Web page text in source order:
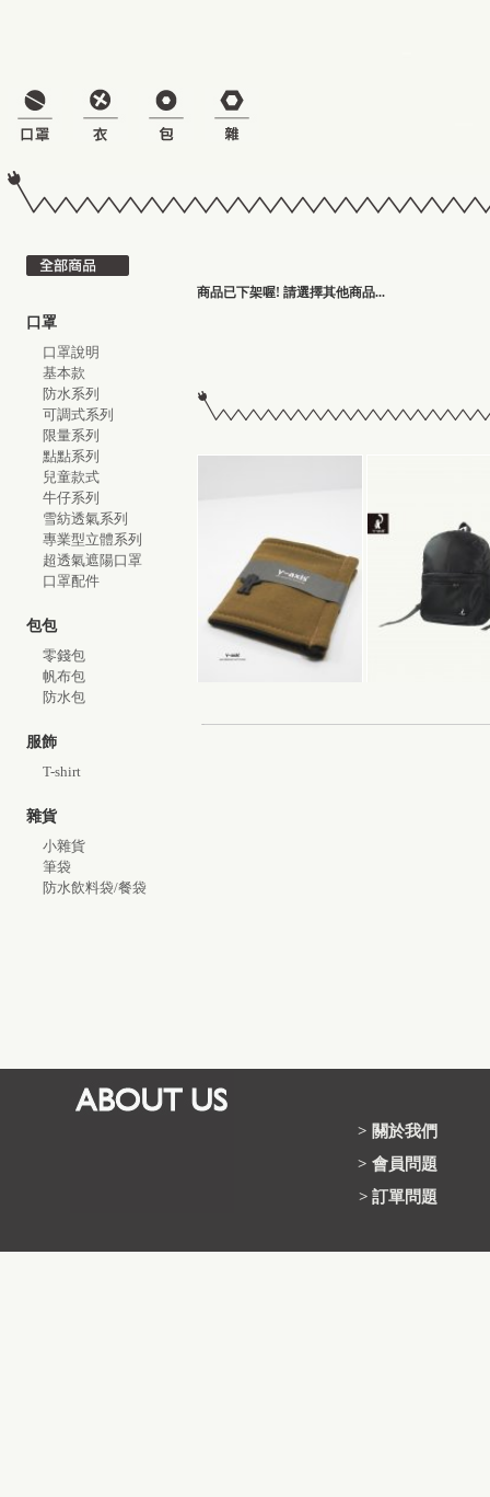
口罩
口罩說明
基本款
防水系列
可調式系列
限量系列
點點系列
兒童款式
牛仔系列
雪紡透氣系列
專業型立體系列
超透氣遮陽口罩
口罩配件
包包
零錢包
帆布包
防水包
服飾
T-shirt
雜貨
小雜貨
筆袋
防水飲料袋/餐袋
商品已下架喔! 請選擇其他商品...
> 關於我們
> 會員問題
> 訂單問題